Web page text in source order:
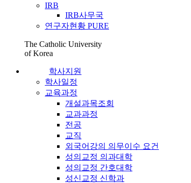
IRB
IRB사무국
연구자현황 PURE
The Catholic University
of Korea
학사지원
학사일정
교육과정
개설과목조회
교과과정
전공
교직
외국어강의 의무이수 요건
성의교정 의과대학
성의교정 간호대학
성신교정 신학과